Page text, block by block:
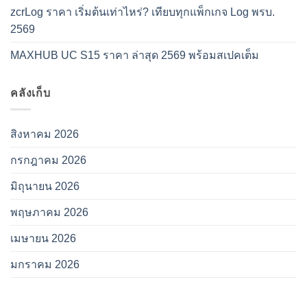
zcrLog ราคา เริ่มต้นเท่าไหร่? เทียบทุกแพ็กเกจ Log พรบ.
2569
MAXHUB UC S15 ราคา ล่าสุด 2569 พร้อมสเปคเต็ม
คลังเก็บ
สิงหาคม 2026
กรกฎาคม 2026
มิถุนายน 2026
พฤษภาคม 2026
เมษายน 2026
มกราคม 2026